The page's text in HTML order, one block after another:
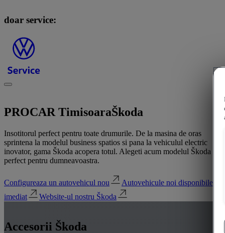
doar service:
PROCAR TimisoaraŠkoda
Insotitorul perfect pentru toate drumurile. De la masina de oras
sprintena la modelul business spatios si pana la vehiculul electric
inovator, gama Škoda acopera totul. Alegeti acum modelul Škoda
perfect pentru dumneavoastra.
Configureaza un autovehicul nou
Autovehicule noi disponibile
imediat
Website-ul nostru Škoda
Accesorii Škoda